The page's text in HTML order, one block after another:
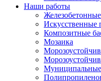
Наши работы
Искусственные
Композитные
Мозаика